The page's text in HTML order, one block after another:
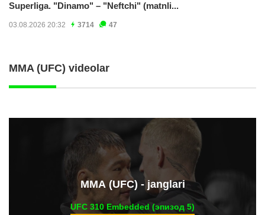
Superliga. "Dinamo" – "Neftchi" (matnli...
03.08.2026 20:32 3714 47
MMA (UFC) videolar
ММА (UFC) - janglari
UFC 310 Embedded (эпизод 5)